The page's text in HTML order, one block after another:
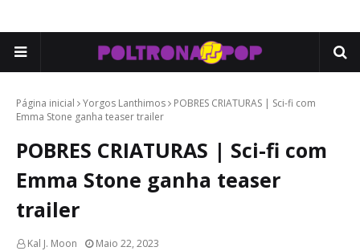
Página inicial Yorgos Lanthimos
POBRES CRIATURAS | Sci-fi com
Emma Stone ganha teaser trailer
POBRES CRIATURAS | Sci-fi com
Emma Stone ganha teaser
trailer
Kal J. Moon Maio 22, 2023